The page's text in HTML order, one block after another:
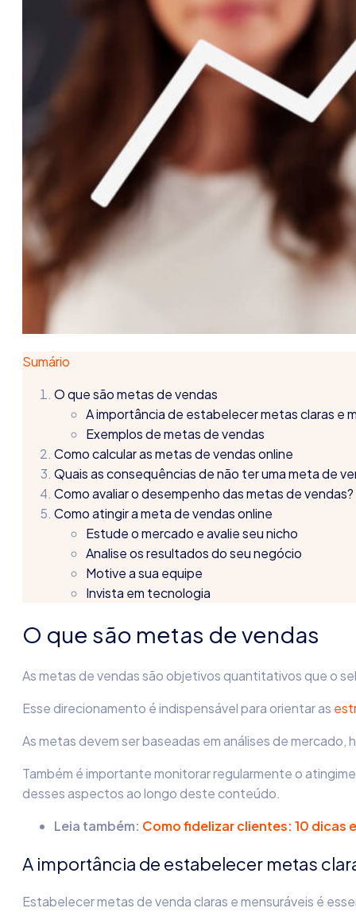
Sumário
O que são metas de vendas
A importância de estabelecer metas claras e
Exemplos de metas de vendas
Como calcular as metas de vendas online
Quais as consequências de não ter uma meta de
Como avaliar o desempenho das metas de vendas?
Como atingir a meta de vendas online
Estude o mercado e avalie seu nicho
Analise os resultados do seu negócio
Motive a sua equipe
Invista em tecnologia
O que são metas de vendas
As metas de vendas são objetivos quantitativos que o
Esse direcionamento é indispensável para orientar as
As metas devem ser baseadas em análises de
Também é importante monitorar regularmente o
desses aspectos ao longo deste conteúdo.
Leia também: Como fidelizar clientes: 10 dicas
A importância de estabelecer metas
Estabelecer metas de venda claras e mensuráveis é